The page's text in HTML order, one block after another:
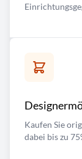
Kaufen Sie
dabei bis zu